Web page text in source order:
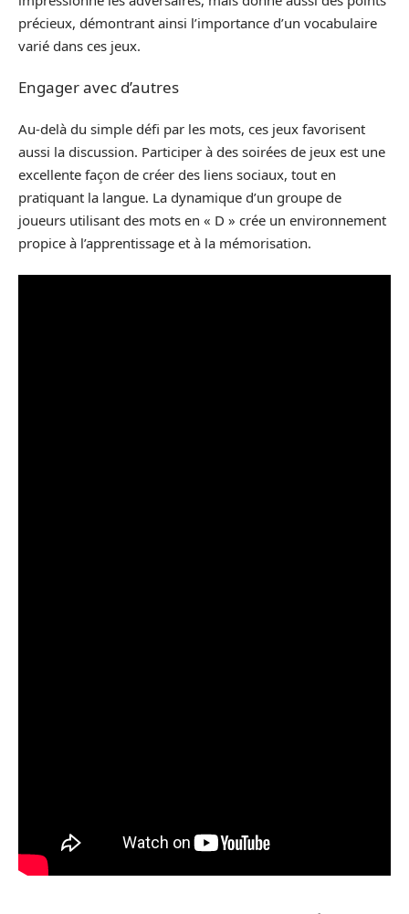
précieux, démontrant ainsi l’importance d’un vocabulaire
varié dans ces jeux.
Engager avec d’autres
Au-delà du simple défi par les mots, ces jeux favorisent
aussi la discussion. Participer à des soirées de jeux est une
excellente façon de créer des liens sociaux, tout en
pratiquant la langue. La dynamique d’un groupe de
joueurs utilisant des mots en « D » crée un environnement
propice à l’apprentissage et à la mémorisation.